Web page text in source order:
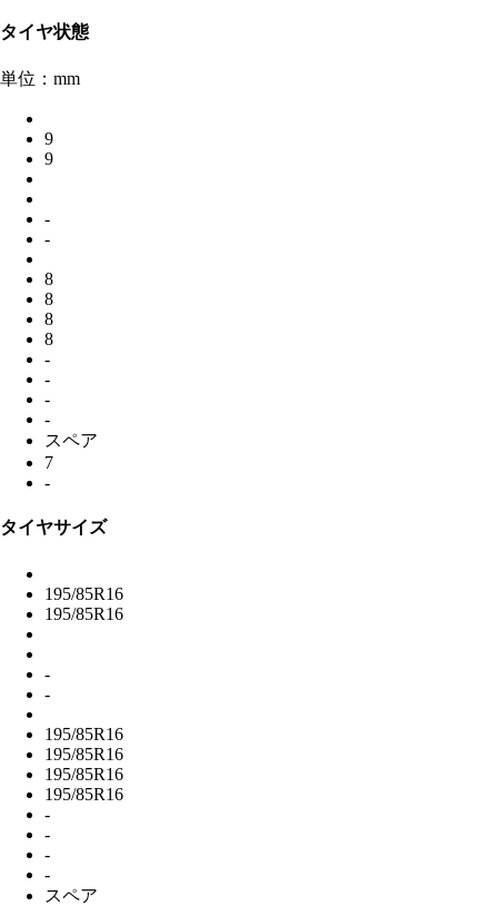
タイヤ状態
単位：mm
9
9
-
-
8
8
8
8
-
-
-
-
スペア
7
-
タイヤサイズ
195/85R16
195/85R16
-
-
195/85R16
195/85R16
195/85R16
195/85R16
-
-
-
-
スペア